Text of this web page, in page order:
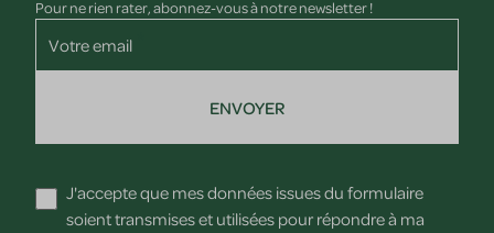
Pour ne rien rater, abonnez-vous à notre newsletter !
Votre email
ENVOYER
J'accepte que mes données issues du formulaire
soient transmises et utilisées pour répondre à ma